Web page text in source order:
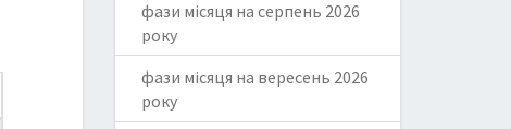
фази місяця на серпень 2026
року
фази місяця на вересень 2026
року